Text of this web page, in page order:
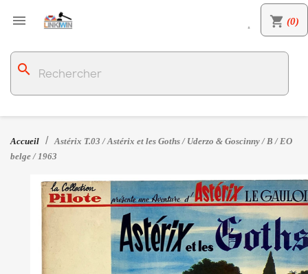
 shopping_cart (0)

search
Accueil
Astérix T.03 / Astérix et les Goths / Uderzo & Goscinny / B / EO
belge / 1963